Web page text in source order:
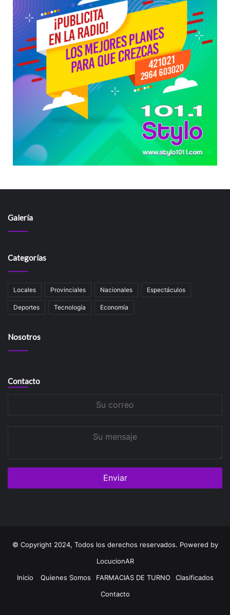
Galería
Categorías
Locales Provinciales Nacionales Espectáculos
Deportes Tecnología Economía
Nosotros
Contacto
© Copyright 2024, Todos los derechos reservados. Powered by
LocucionAR
Inicio
Quienes Somos FARMACIAS DE TURNO
Clasificados
Contacto